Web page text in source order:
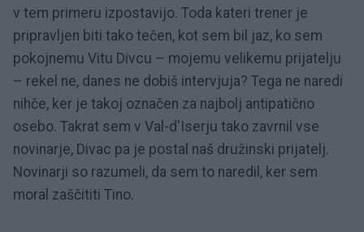
v tem primeru izpostavijo. Toda kateri trener je
pripravljen biti tako tečen, kot sem bil jaz, ko sem
pokojnemu Vitu Divcu – mojemu velikemu prijatelju
– rekel ne, danes ne dobiš intervjuja? Tega ne naredi
nihče, ker je takoj označen za najbolj antipatično
osebo. Takrat sem v Val-d'Iserju tako zavrnil vse
novinarje, Divac pa je postal naš družinski prijatelj.
Novinarji so razumeli, da sem to naredil, ker sem
moral zaščititi Tino.